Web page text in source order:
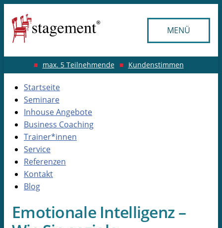
MENÜ
max. 5 Teilnehmende Kundenstimmen
Startseite
Seminare
Inhouse Angebote
Business Coaching
Trainer*innen
Service
Referenzen
Kontakt
Blog
Emotionale Intelligenz –